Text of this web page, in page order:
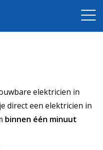
elektricien in
direct een elektricien in
binnen één minuut